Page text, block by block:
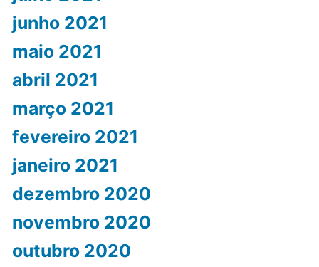
junho 2021
maio 2021
abril 2021
março 2021
fevereiro 2021
janeiro 2021
dezembro 2020
novembro 2020
outubro 2020